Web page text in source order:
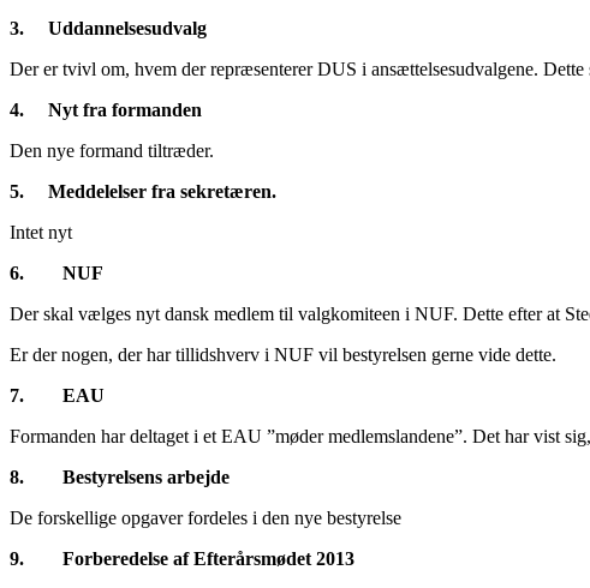
3. Uddannelsesudvalg
Der er tvivl om, hvem der repræsenterer DUS i ansættelsesudvalgene.
4. Nyt fra formanden
Den nye formand tiltræder.
5. Meddelelser fra sekretæren.
Intet nyt
6. NUF
Der skal vælges nyt dansk medlem til valgkomiteen i NUF. Dette efter at
Er der nogen, der har tillidshverv i NUF vil bestyrelsen gerne vide dette.
7. EAU
Formanden har deltaget i et EAU ”møder medlemslandene”. Det har vist
8. Bestyrelsens arbejde
De forskellige opgaver fordeles i den nye bestyrelse
9. Forberedelse af Efterårsmødet 2013